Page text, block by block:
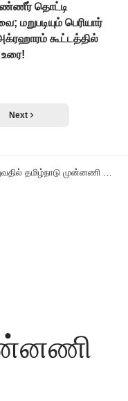
தண்ணீர் தொட்டி
மறுபடியும் பெரியார்
கூட்டத்தில்
உரை!
Next
சி.பி.அய். தேசிய செயலாளர் டி.ராஜா நேர்காணல்